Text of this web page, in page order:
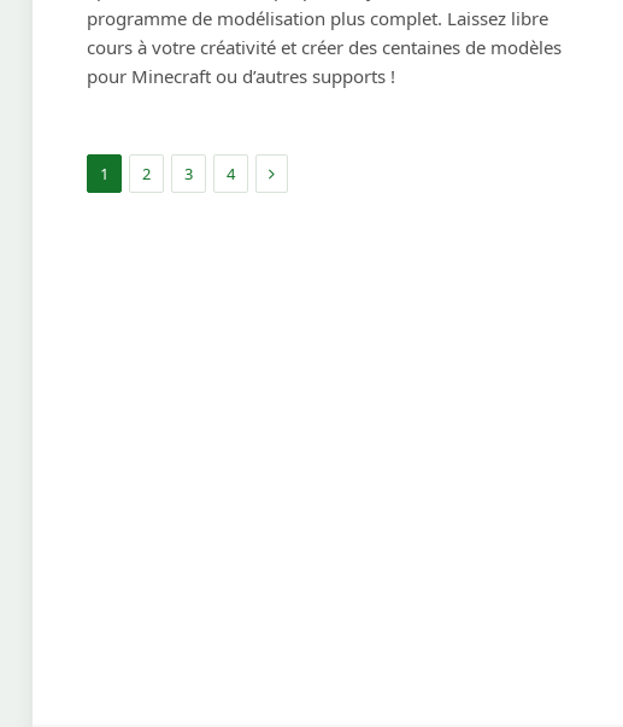
programme de modélisation plus complet. Laissez libre
cours à votre créativité et créer des centaines de modèles
pour Minecraft ou d’autres supports !
1 2 3 4 Suivant